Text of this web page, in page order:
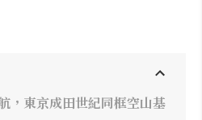
，東京成田世紀同框空山基